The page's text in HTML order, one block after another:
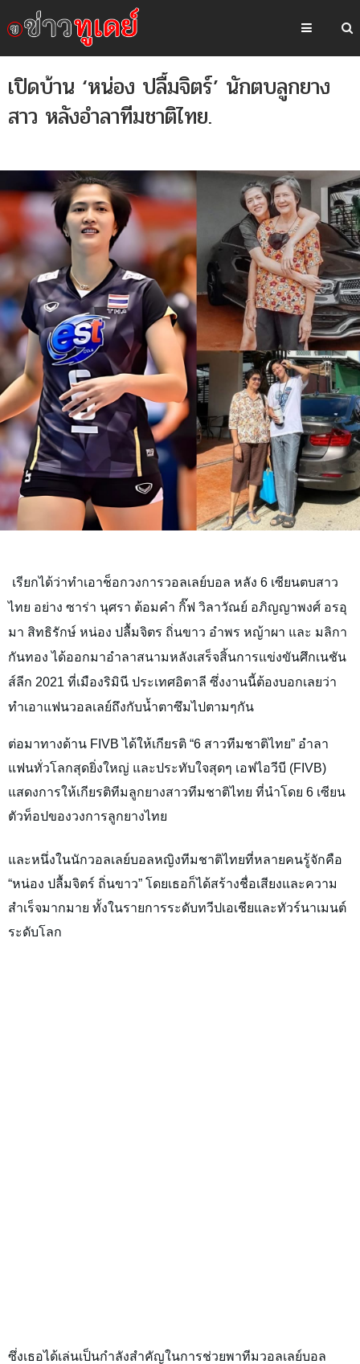
เปิดบ้าน ‘หน่อง ปลื้มจิตร์’ นักตบลูกยาง
สาว หลังอำลาทีมชาติไทย.
เรียกได้ว่าทำเอาช็อกวงการวอลเลย์บอล หลัง 6 เซียนตบสาว
ไทย อย่าง ซาร่า นุศรา ต้อมคำ กิ๊ฟ วิลาวัณย์ อภิญญาพงศ์ อรอุ
มา สิทธิรักษ์ หน่อง ปลื้มจิตร ถิ่นขาว อำพร หญ้าผา และ มลิกา
กันทอง ได้ออกมาอำลาสนามหลังเสร็จสิ้นการแข่งขันศึกเนชัน
ส์ลีก 2021 ที่เมืองริมินี ประเทศอิตาลี ซึ่งงานนี้ต้องบอกเลยว่า
ทำเอาแฟนวอลเลย์ถึงกับน้ำตาซึมไปตามๆกัน
ต่อมาทางด้าน FIVB ได้ให้เกียรติ “6 สาวทีมชาติไทย” อำลา
แฟนทั่วโลกสุดยิ่งใหญ่ และประทับใจสุดๆ เอฟไอวีบี (FIVB)
แสดงการให้เกียรติทีมลูกยางสาวทีมชาติไทย ที่นำโดย 6 เซียน
ตัวท็อปของวงการลูกยางไทย
และหนึ่งในนักวอลเลย์บอลหญิงทีมชาติไทยที่หลายคนรู้จักคือ
“หน่อง ปลื้มจิตร์ ถิ่นขาว” โดยเธอก็ได้สร้างชื่อเสียงและความ
สำเร็จมากมาย ทั้งในรายการระดับทวีปเอเชียและทัวร์นาเมนต์
ระดับโลก
ซึ่งเธอได้เล่นเป็นกำลังสำคัญในการช่วยพาทีมวอลเลย์บอล